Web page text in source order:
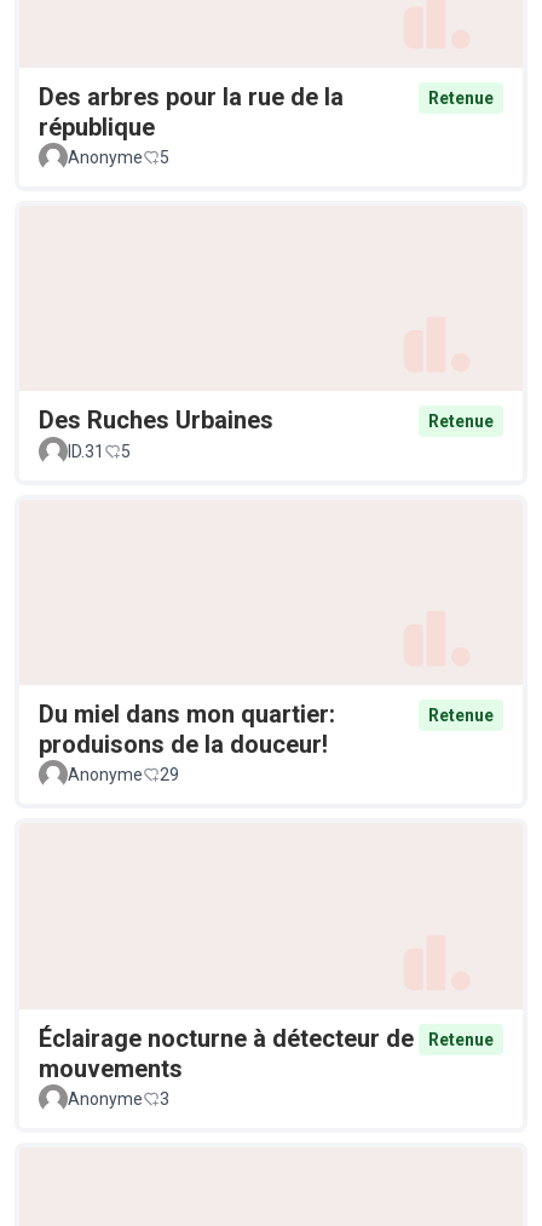
Des arbres pour la rue de la
république
Retenue
Anonyme 5
Des Ruches Urbaines
Retenue
ID.31
5
Du miel dans mon quartier:
produisons de la douceur!
Retenue
Anonyme 29
Éclairage nocturne à détecteur de
mouvements
Retenue
Anonyme 3